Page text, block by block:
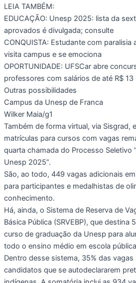
LEIA TAMBÉM:
EDUCAÇÃO: Unesp 2025: lista da
aprovados é divulgada; consulte
CONQUISTA: Estudante com paralisia
visita campus e se emociona
OPORTUNIDADE: UFSCar abre
professores com salários de até R$ 13
Outras possibilidades
Campus da Unesp de Franca
Wilker Maia/g1
Também de forma virtual, via Sisgrad,
matrículas para cursos com vagas
quarta chamada do Processo Seletivo
Unesp 2025”.
São, ao todo, 449 vagas adicionais
para participantes e medalhistas de
conhecimento.
Há, ainda, o Sistema de Reserva de
Básica Pública (SRVEBP), que destina
curso de graduação da Unesp para
todo o ensino médio em escola
Dentro desse sistema, 35% das
candidatos que se autodeclararem